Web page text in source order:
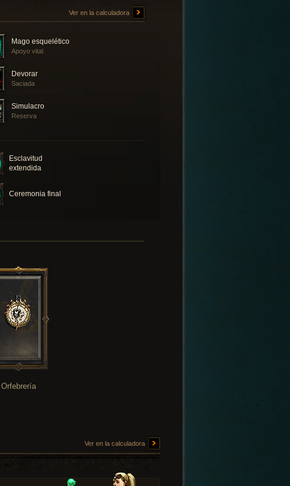
Ver en la calculadora
Mago esquelético
Apoyo vital
Devorar
Saciada
Simulacro
Reserva
Esclavitud
extendida
Ceremonia final
Orfebrería
Ver en la calculadora